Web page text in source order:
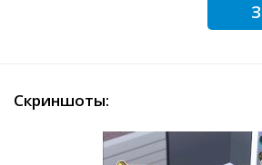
Скриншоты: